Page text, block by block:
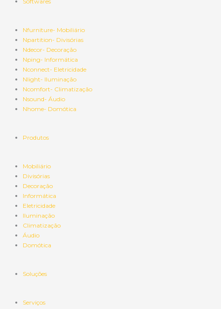
Nfurniture- Mobiliário
Npartition- Divisórias
Ndecor- Decoração
Nping- Informática
Nconnect- Eletricidade
Nlight- Iluminação
Ncomfort- Climatização
Nsound- Áudio
Nhome- Domótica
Produtos
Mobiliário
Divisórias
Decoração
Informática
Eletricidade
Iluminação
Climatização
Áudio
Domótica
Soluções
Serviços